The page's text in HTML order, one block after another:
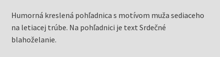
bola:
0,20 €.
je:
Humorná kreslená pohľadnica s motívom muža sediaceho
na letiacej trúbe. Na pohľadnici je text Srdečné
blahoželanie.